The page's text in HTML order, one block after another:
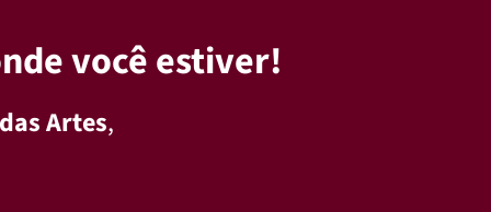
você estiver!
Artes,